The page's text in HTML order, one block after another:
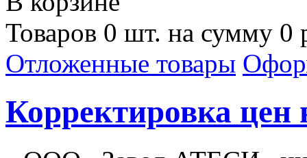
Товаров 0 шт. на сумму 0
Отложенные товары
Корректировка цен